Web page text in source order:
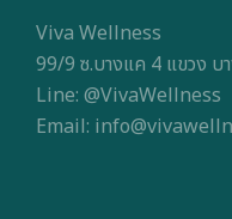
Viva Wellness
99/9 ซ.บางแค 4 แขวง บ
Line: @VivaWellness
Email: